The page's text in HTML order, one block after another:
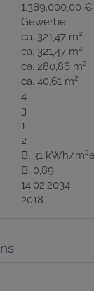
1.389.000,00 €
Gewerbe
ca. 321,47 m2
ca. 321,47 m2
ca. 280,86 m2
ca. 40,61 m2
4
3
1
2
B, 31 kWh/m2a
B, 0,89
14.02.2034
2018